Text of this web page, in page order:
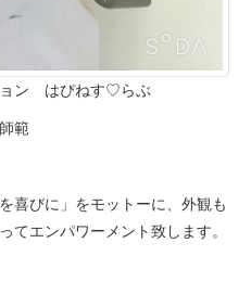
ョン はぴねす♡らぶ
範
喜びに」をモットーに、外観も
てエンパワーメント致します。